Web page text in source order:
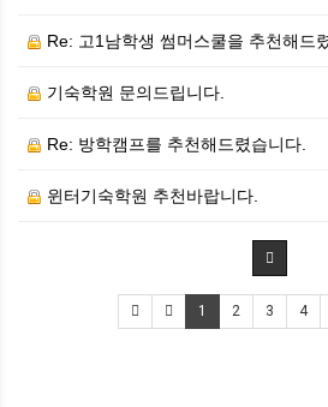
Re: 고1남학생 썸머스쿨을 추천해드
기숙학원 문의드립니다.
Re: 방학캠프를 추천해드렸습니다.
윈터기숙학원 추천바랍니다.
1 2 3 4